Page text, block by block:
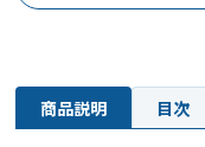
商品説明 目次